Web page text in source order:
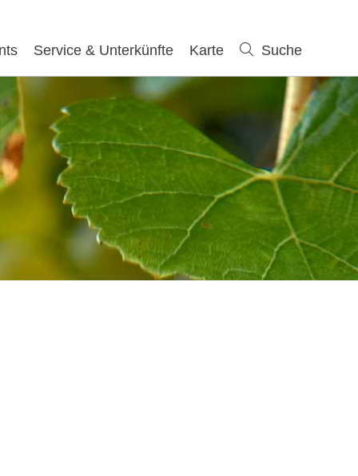
Service & Unterkünfte Karte Suche